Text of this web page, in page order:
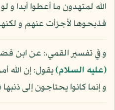
الله لمتهدون ما أعطوا أبدا و
فذبحوها لأجزأت عنهم و
و في تفسير القمي،: عن ابن
(عليه السلام)يقول: إن الله
و إنما كانوا يحتاجون إلى